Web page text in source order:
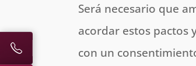
Será necesario que
acordar estos pactos
con un